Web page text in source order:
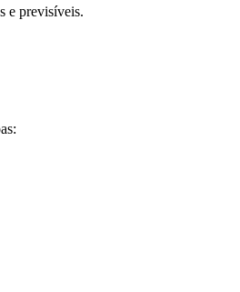
e previsíveis.